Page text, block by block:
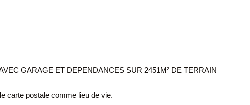
GARAGE ET DEPENDANCES SUR 2451M² DE TERRAIN
carte postale comme lieu de vie.